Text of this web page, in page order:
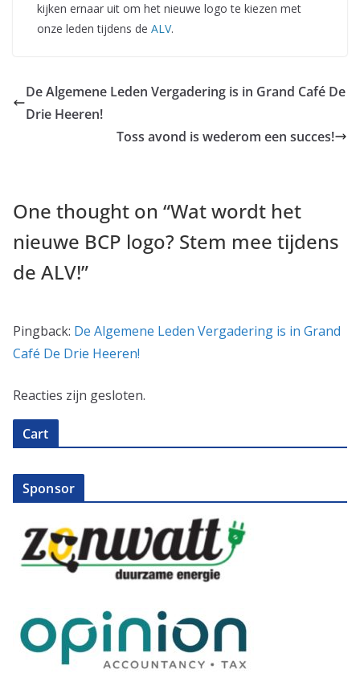
kijken ernaar uit om het nieuwe logo te kiezen met
onze leden tijdens de ALV.
De Algemene Leden Vergadering is in Grand Café De
Drie Heeren!
Toss avond is wederom een succes!
One thought on “Wat wordt het
nieuwe BCP logo? Stem mee tijdens
de ALV!”
Pingback: De Algemene Leden Vergadering is in Grand
Café De Drie Heeren!
Reacties zijn gesloten.
Cart
Sponsor